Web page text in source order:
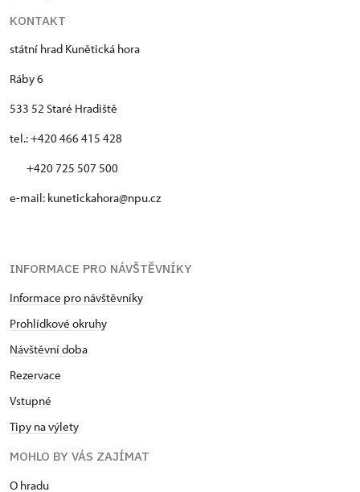
KONTAKT
státní hrad Kunětická hora
Ráby 6
533 52 Staré Hradiště
tel.: +420 466 415 428
+420 725 507 500
e-mail: kunetickahora@npu.cz
INFORMACE PRO NÁVŠTĚVNÍKY
Informace pro návštěvníky
Prohlídkové okruhy
Návštěvní doba
Rezervace
Vstupné
Tipy na výlety
MOHLO BY VÁS ZAJÍMAT
O hradu